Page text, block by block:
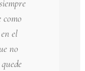
como
el
no